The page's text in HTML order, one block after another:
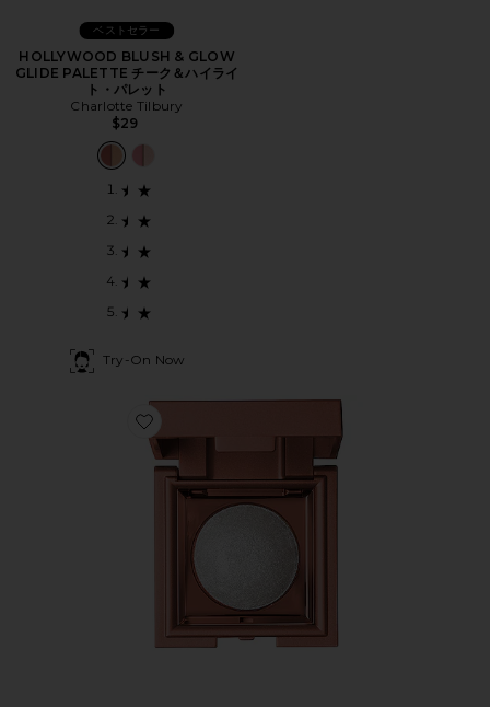
ベストセラー
HOLLYWOOD BLUSH & GLOW
GLIDE PALETTE チーク＆ハイライ
ト・パレット
Charlotte Tilbury
$29
Try-On Now
Favorite HEAVEN'S DEW ALL OVER GLIMMER ハイラ